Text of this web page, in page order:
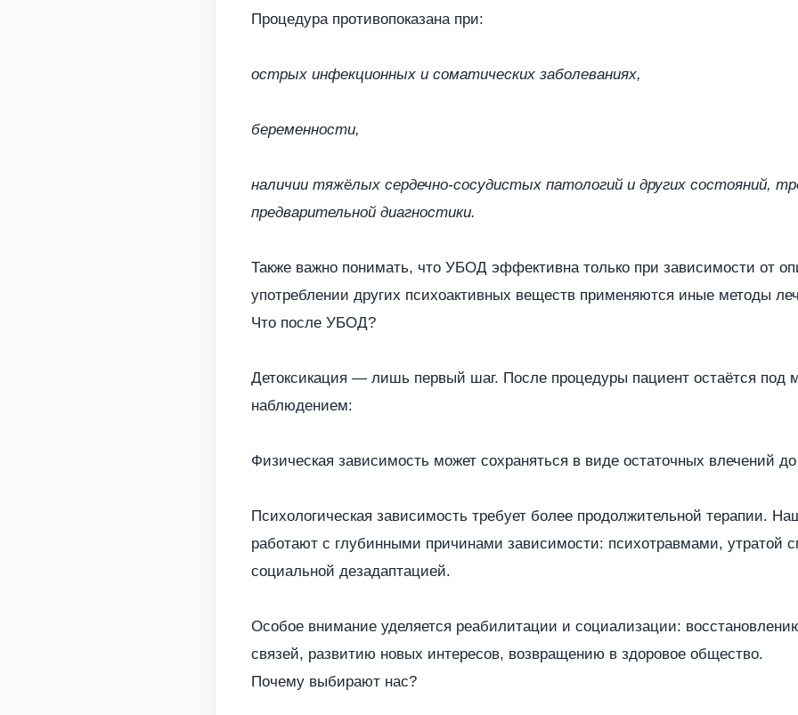
Процедура противопоказана при:
острых инфекционных и соматических заболеваниях,
беременности,
наличии тяжёлых сердечно-сосудистых патологий и других состояний,
предварительной диагностики.
Также важно понимать, что УБОД эффективна только при зависимости от
употреблении других психоактивных веществ применяются иные методы
Что после УБОД?
Детоксикация — лишь первый шаг. После процедуры пациент остаётся под
наблюдением:
Физическая зависимость может сохраняться в виде остаточных влечений
Психологическая зависимость требует более продолжительной терапии.
работают с глубинными причинами зависимости: психотравмами, утратой
социальной дезадаптацией.
Особое внимание уделяется реабилитации и социализации:
связей, развитию новых интересов, возвращению в здоровое общество.
Почему выбирают нас?